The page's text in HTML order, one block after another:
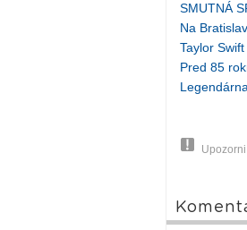
SMUTNÁ
Na
Taylor
Pred 85